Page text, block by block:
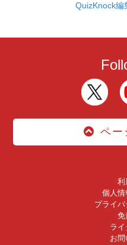
QuizKnock編
ペー
利
個人情
プライ
免
ラ
お